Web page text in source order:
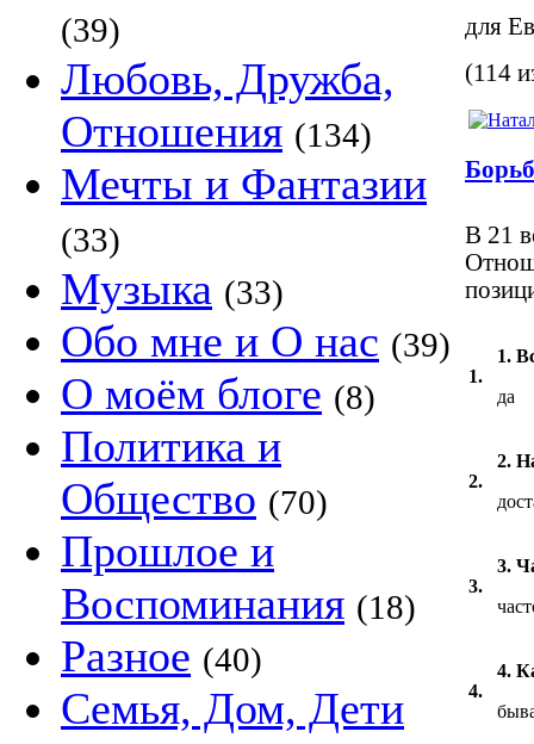
(39)
Любовь, Дружба,
Отношения (134)
Мечты и Фантазии
(33)
Музыка (33)
Обо мне и О нас (39)
О моём блоге (8)
Политика и
Общество (70)
Прошлое и
Воспоминания (18)
Разное (40)
Семья, Дом, Дети
для
(114
В 21
1.
1.
да
2.
2.
3.
3.
4.
4.